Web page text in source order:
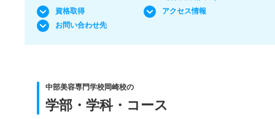
資格取得
アクセス情報
お問い合わせ先
中部美容専門学校岡崎校の
学部・学科・コース